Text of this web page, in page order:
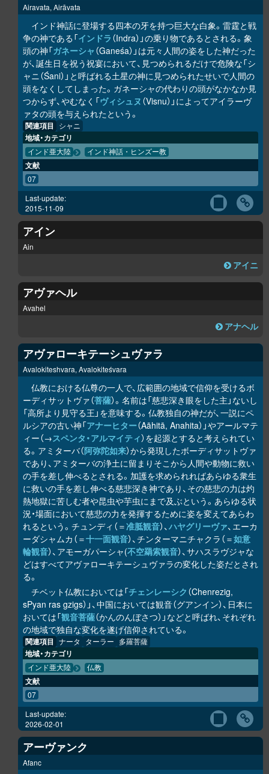
Airavata, Airāvata
インド神話に登場する四本の牙を持つ巨大な白象。雷霆と戦
争の神である「インドラ （Indra）」の乗り物であるとされる。象
頭の神「ガネーシャ（Ganeśa）」は元々人間の姿をした神だった
が、誕生日を祝う祝宴において、見つめられるだけで危険な「シ
ャニ（Śani）」と呼ばれる土星の神に見つめられたせいで人間の
頭をなくしてしまった。ガネーシャの代わりの頭がなかなか見
つからず、やむなく「ヴィシュヌ （Visnu）」によってアイラーヴ
ァタの頭を与えられたという。
関連項目 シャニ
地域・カテゴリ
インド亜大陸 インド神話・ヒンズー教
文献
07
Last-update:
2015-11-09
アイン
Ain
アイニ
アヴァヘル
Avahel
アナヘル
アヴァローキテーシュヴァラ
Avalokiteshvara, Avalokiteśvara
仏教における仏尊の一人で、広範囲の地域で信仰を受けるボ
ーディサットヴァ（菩薩）。名前は「慈悲深き眼をした主」ないし
「高所より見守る王」を意味する。仏教独自の神だが、一説にペ
ルシアの古い神「アナーヒター（Aāhitā, Anahita）」やアールマテ
ィー（→スペンタ・アルマイティ）を起源とすると考えられてい
る。アミターバ（阿弥陀如来）から発現したボーディサットヴァ
であり、アミターバの浄土に留まりそこから人間や動物に救い
の手を差し伸べるとされる。加護を求められればあらゆる衆生
に救いの手を差し伸べる慈悲深き神であり、その慈悲の力は灼
熱地獄に苦しむ者や昆虫や芋虫にまで及ぶという。あらゆる状
況・場面において慈悲の力を発揮するために姿を変えてあらわ
れるという。チュンディ（＝准胝観音）、ハヤグリーヴァ、エーカ
ーダシャムカ（＝十一面観音）、チンターマニチャクラ（＝如意
輪観音）、アモーガパーシャ(不空羂索観音）、サハスラヴジャな
どはすべてアヴァローキテーシュヴァラの変化した姿だとされ
る。
チベット仏教においては「チェンレーシク （Chenrezig,
sPyan ras gzigs）」、中国においては観音（グアンイン）、日本に
おいては「観音菩薩（かんのんぼさつ）」などと呼ばれ、それぞれ
の地域で独自な変化を遂げ信仰されている。
関連項目 ナータ ターラー 多羅菩薩
地域・カテゴリ
インド亜大陸 仏教
文献
07
Last-update:
2026-02-01
アーヴァンク
Afanc